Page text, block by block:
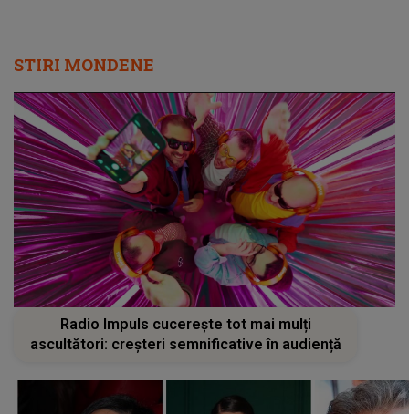
STIRI MONDENE
Radio Impuls cucerește tot mai mulți
ascultători: creșteri semnificative în audiență